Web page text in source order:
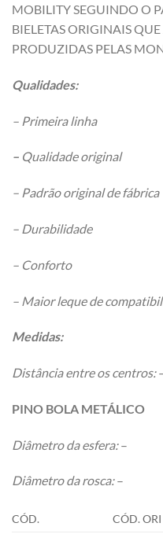
MOBILITY SEGUINDO O
BIELETAS ORIGINAIS
PRODUZIDAS PELAS
Qualidades:
– Primeira linha
– Qualidade original
– Padrão original de fábrica
– Durabilidade
– Conforto
– Maior leque de
Medidas:
Distância entre os centros:
PINO BOLA METÁLICO
Diâmetro da esfera:–
Diâmetro da rosca:–
CÓD. CÓD. ORI